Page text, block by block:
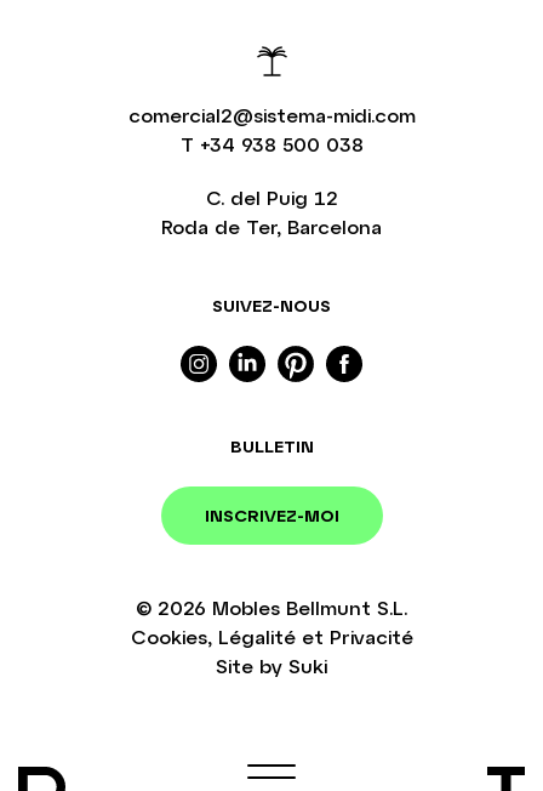
comercial2@sistema-midi.com
T +34 938 500 038
SUIVEZ-NOUS
BULLETIN
INSCRIVEZ-MOI
C. del Puig 12
Roda de Ter, Barcelona
© 2026 Mobles Bellmunt S.L.
Cookies, Légalitéet Privacité
Site by Suki